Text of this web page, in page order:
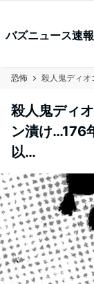
バズニュース速報
恐怖
殺人鬼ディ
ン漬け…176
以…